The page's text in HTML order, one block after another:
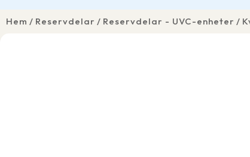
Hem Reservdelar Reservdelar - UVC-enheter